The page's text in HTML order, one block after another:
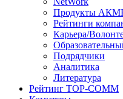
Продукты
Рейтинги
Карьера/
Подрядчики
Аналитика
Литература
Рейтинг TOP-COMM